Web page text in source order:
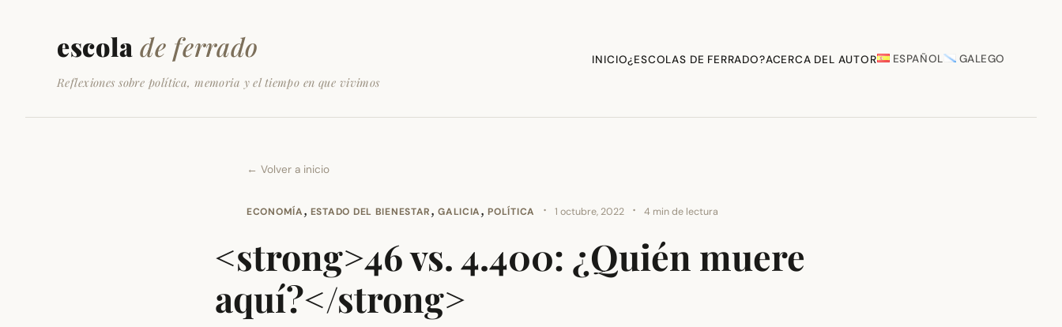
escola de ferrado
Reflexiones sobre política, memoria y el tiempo en que vivimos
INICIO¿ESCOLAS DE FERRADO?ACERCA DEL AUTOR ESPAÑOL GALEGO
← Volver a inicio
ECONOMÍA, ESTADO DEL BIENESTAR,GALICIA,POLÍTICA · 1 octubre, 2022 · 4 min de lectura
<strong>46 vs. 4.400: ¿Quién muere
aquí?</strong>